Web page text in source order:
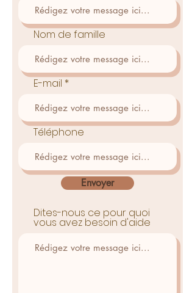
Nom de famille
E-mail
Téléphone
Envoyer
Dites-nous ce pour quoi
vous avez besoin d'aide